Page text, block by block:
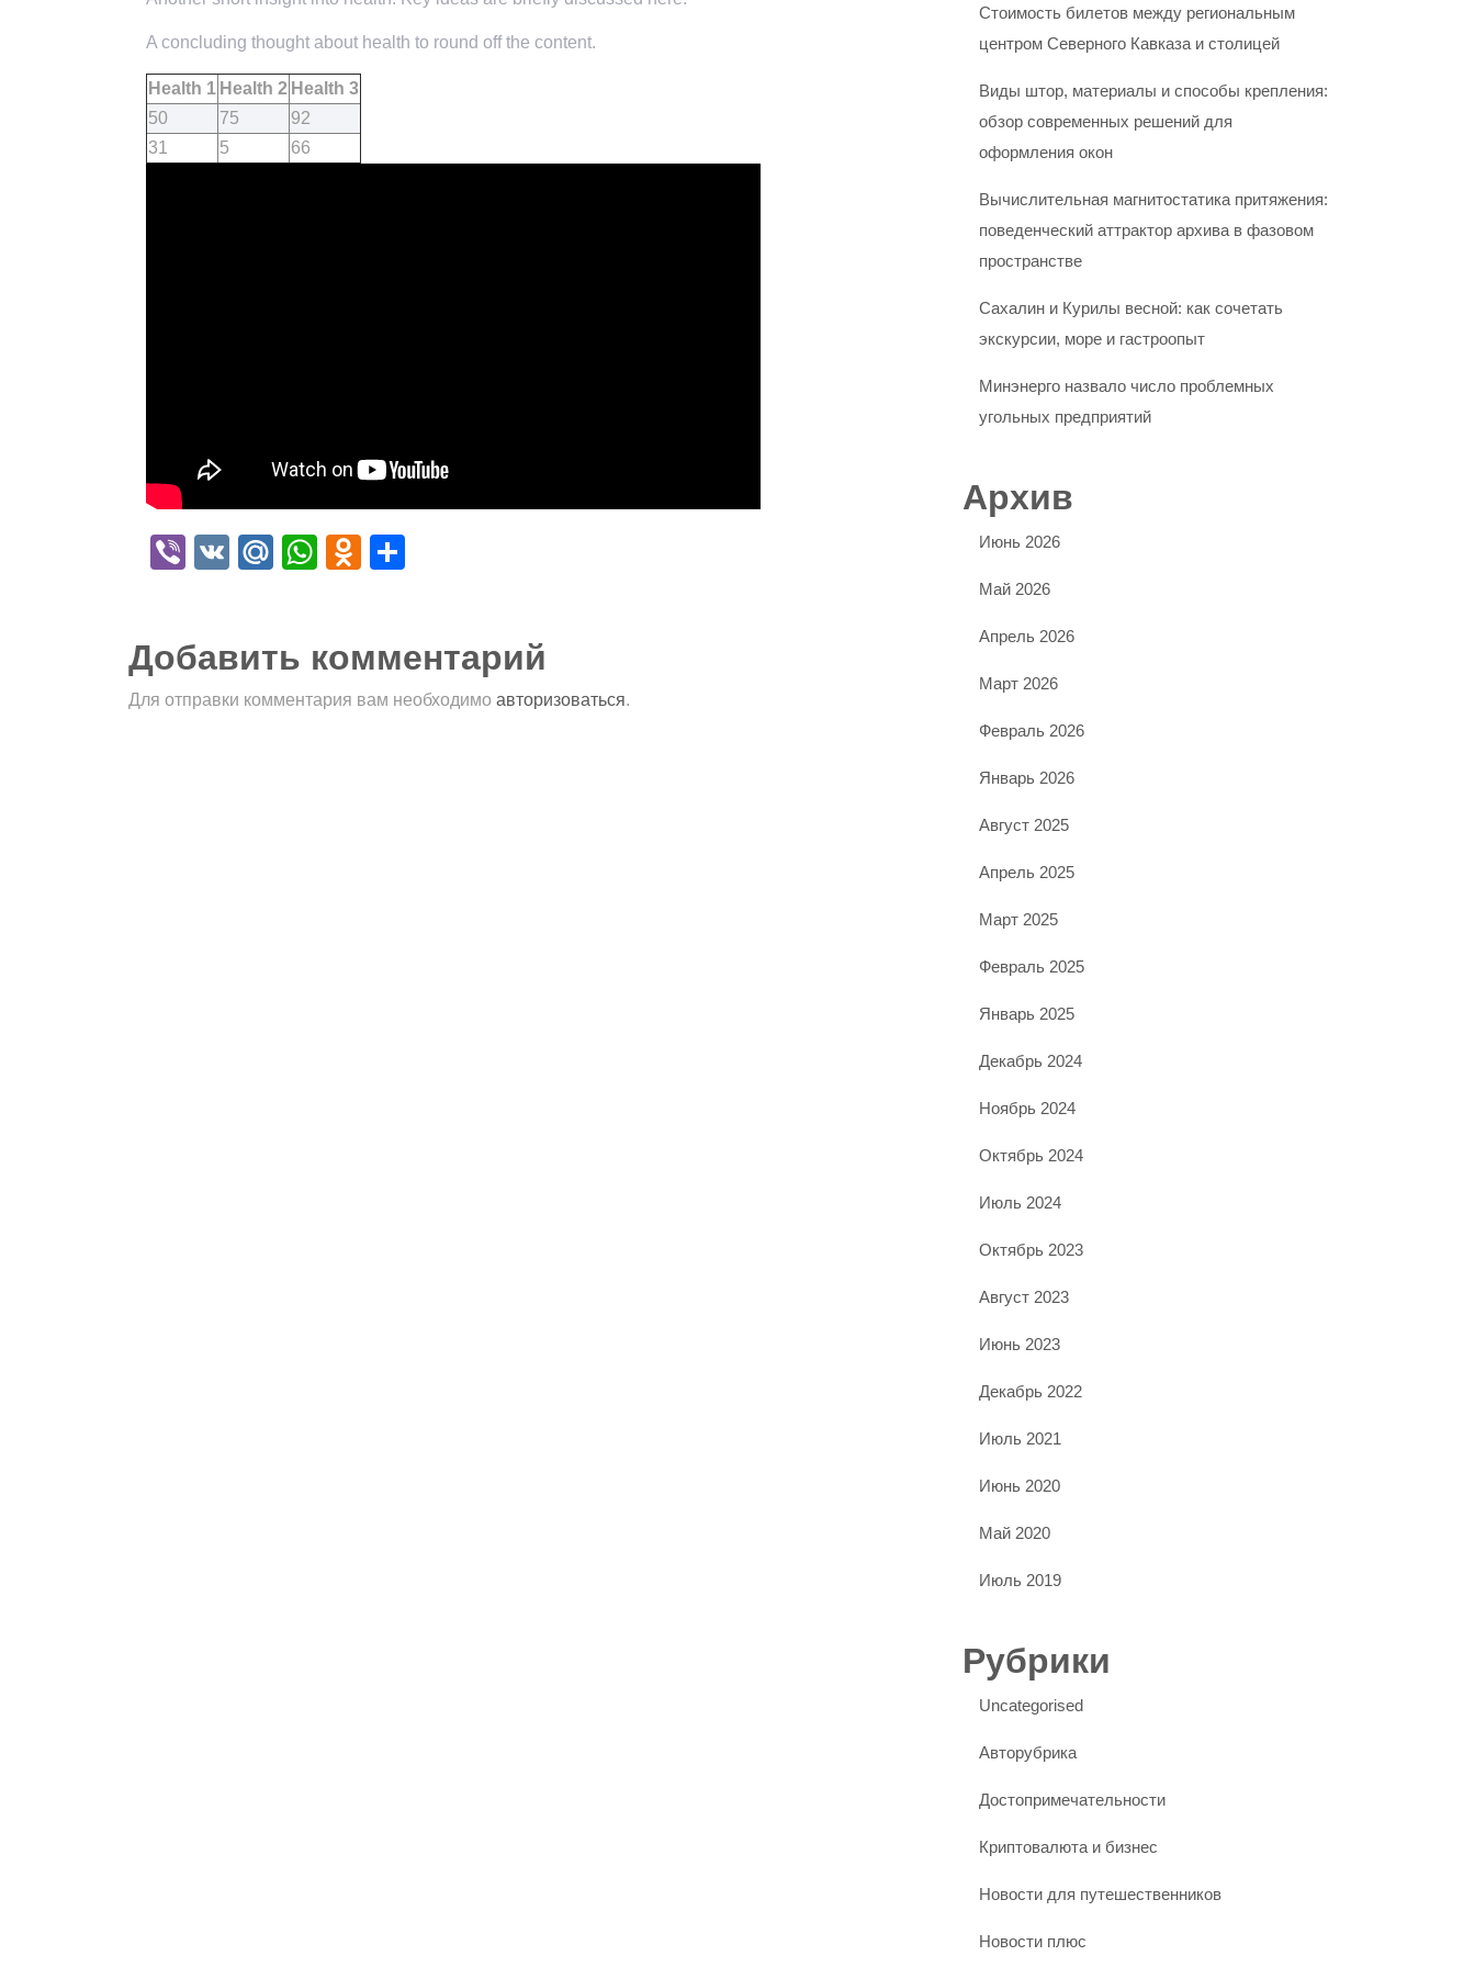
A concluding thought about health to round off the content.
Health 1 Health 2 Health 3
50
75
92
31
5 66
Viber
VK Mail.Ru
WhatsApp
Odnoklassniki
Добавить комментарий
Для отправки комментария вам необходимо авторизоваться.
Стоимость билетов между региональным
центром Северного Кавказа и столицей
Виды штор, материалы и способы крепления:
обзор современных решений для
оформления окон
Вычислительная магнитостатика притяжения:
поведенческий аттрактор архива в фазовом
пространстве
Сахалин и Курилы весной: как сочетать
экскурсии, море и гастроопыт
Минэнерго назвало число проблемных
угольных предприятий
Архив
Июнь 2026
Май 2026
Апрель 2026
Март 2026
Февраль 2026
Январь 2026
Август 2025
Апрель 2025
Март 2025
Февраль 2025
Январь 2025
Декабрь 2024
Ноябрь 2024
Октябрь 2024
Июль 2024
Октябрь 2023
Август 2023
Июнь 2023
Декабрь 2022
Июль 2021
Июнь 2020
Май 2020
Июль 2019
Рубрики
Uncategorised
Авторубрика
Достопримечательности
Криптовалюта и бизнес
Новости для путешественников
Новости плюс